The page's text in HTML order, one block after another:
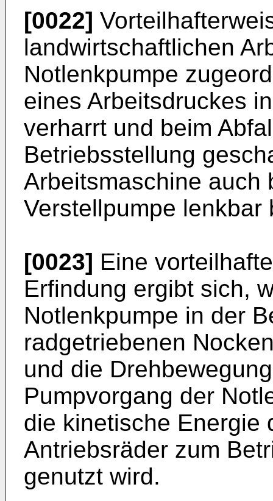
[0022]
landwirtschaftlichen
Notlenkpumpe
eines Arbeitsdruckes
verharrt und beim
Betriebsstellung
Arbeitsmaschine auch
Verstellpumpe lenkbar
[0023] Eine
Erfindung ergibt sich,
Notlenkpumpe in der
radgetriebenen
und die
Pumpvorgang der
die kinetische Energie
Antriebsräder zum
genutzt wird.